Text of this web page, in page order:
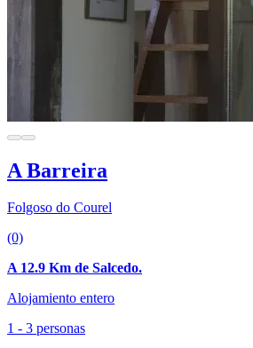
A Barreira
Folgoso do Courel
(0)
A 12.9 Km de Salcedo.
Alojamiento entero
1 - 3 personas